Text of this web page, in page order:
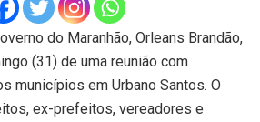
do Maranhão, Orleans Brandão,
(31) de uma reunião com
municípios em Urbano Santos. O
ex-prefeitos, vereadores e